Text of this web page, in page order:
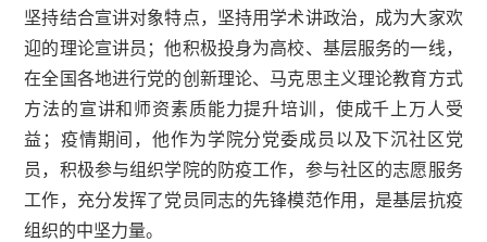
坚持结合宣讲对象特点，坚持用学术讲政治，成为大家欢
迎的理论宣讲员；他积极投身为高校、基层服务的一线，
在全国各地进行党的创新理论、马克思主义理论教育方式
方法的宣讲和师资素质能力提升培训，使成千上万人受
益；疫情期间，他作为学院分党委成员以及下沉社区党
员，积极参与组织学院的防疫工作，参与社区的志愿服务
工作，充分发挥了党员同志的先锋模范作用，是基层抗疫
组织的中坚力量。